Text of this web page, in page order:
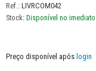
Ref.: LIVRCOM042
Stock: Disponível no imediato
Preço disponível após login